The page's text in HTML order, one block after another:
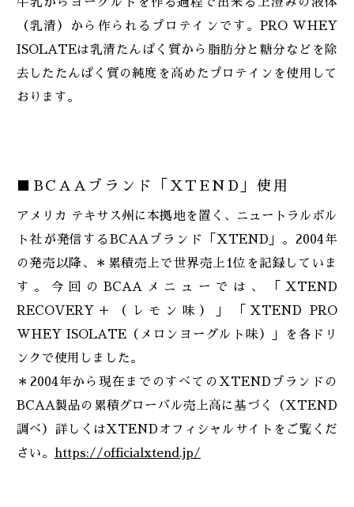
（乳清）から作られるプロテインです。PRO WHEY
ISOLATEは乳清たんぱく質から脂肪分と糖分などを除
去したたんぱく質の純度を高めたプロテインを使用して
おります。
■BCAAブランド「XTEND」使用
アメリカ テキサス州に本拠地を置く、ニュートラルボル
ト社が発信するBCAAブランド「XTEND」。2004年
の発売以降、＊累積売上で世界売上1位を記録していま
す。今回のBCAAメニューでは、「XTEND
RECOVERY＋（レモン味）」「XTEND PRO
WHEY ISOLATE（メロンヨーグルト味）」を各ドリ
ンクで使用しました。
＊2004年から現在までのすべてのXTENDブランドの
BCAA製品の累積グローバル売上高に基づく（XTEND
調べ）詳しくはXTENDオフィシャルサイトをご覧くだ
さい。 https://officialxtend.jp/